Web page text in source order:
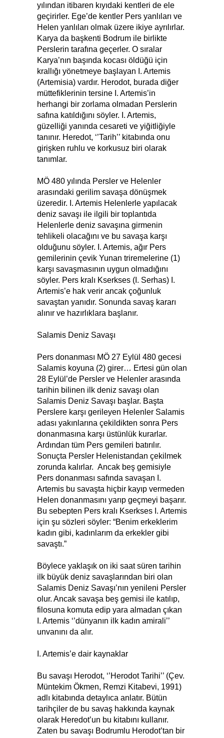
yılından itibaren kıyıdaki kentleri de ele
geçirirler. Ege’de kentler Pers yanlıları ve
Helen yanlıları olmak üzere ikiye ayrılırlar.
Karya da başkenti Bodrum ile birlikte
Perslerin tarafına geçerler. O sıralar
Karya’nın başında kocası öldüğü için
krallığı yönetmeye başlayan I. Artemis
(Artemisia) vardır. Herodot, burada diğer
müttefiklerinin tersine I. Artemis’in
herhangi bir zorlama olmadan Perslerin
safına katıldığını söyler. I. Artemis,
güzelliği yanında cesareti ve yiğitliğiyle
tanınır. Heredot, ‘’Tarih’’ kitabında onu
girişken ruhlu ve korkusuz biri olarak
tanımlar.
MÖ 480 yılında Persler ve Helenler
arasındaki gerilim savaşa dönüşmek
üzeredir. I. Artemis Helenlerle yapılacak
deniz savaşı ile ilgili bir toplantıda
Helenlerle deniz savaşına girmenin
tehlikeli olacağını ve bu savaşa karşı
olduğunu söyler. I. Artemis, ağır Pers
gemilerinin çevik Yunan triremelerine (1)
karşı savaşmasının uygun olmadığını
söyler. Pers kralı Kserkses (I. Serhas) I.
Artemis’e hak verir ancak çoğunluk
savaştan yanıdır. Sonunda savaş kararı
alınır ve hazırlıklara başlanır.
Salamis Deniz Savaşı
Pers donanması MÖ 27 Eylül 480 gecesi
Salamis koyuna (2) girer… Ertesi gün olan
28 Eylül’de Persler ve Helenler arasında
tarihin bilinen ilk deniz savaşı olan
Salamis Deniz Savaşı başlar. Başta
Perslere karşı gerileyen Helenler Salamis
adası yakınlarına çekildikten sonra Pers
donanmasına karşı üstünlük kurarlar.
Ardından tüm Pers gemileri batırılır.
Sonuçta Persler Helenistandan çekilmek
zorunda kalırlar. Ancak beş gemisiyle
Pers donanması safında savaşan I.
Artemis bu savaşta hiçbir kayıp vermeden
Helen donanmasını yarıp geçmeyi başarır.
Bu sebepten Pers kralı Kserkses I. Artemis
için şu sözleri söyler: “Benim erkeklerim
kadın gibi, kadınlarım da erkekler gibi
savaştı.”
Böylece yaklaşık on iki saat süren tarihin
ilk büyük deniz savaşlarından biri olan
Salamis Deniz Savaşı’nın yenileni Persler
olur. Ancak savaşa beş gemisi ile katılıp,
filosuna komuta edip yara almadan çıkan
I. Artemis ‘’dünyanın ilk kadın amirali’’
unvanını da alır.
I. Artemis’e dair kaynaklar
Bu savaşı Herodot, ‘’Herodot Tarihi’’ (Çev.
Müntekim Ökmen, Remzi Kitabevi, 1991)
adlı kitabında detaylıca anlatır. Bütün
tarihçiler de bu savaş hakkında kaynak
olarak Heredot’un bu kitabını kullanır.
Zaten bu savaşı Bodrumlu Herodot’tan bir